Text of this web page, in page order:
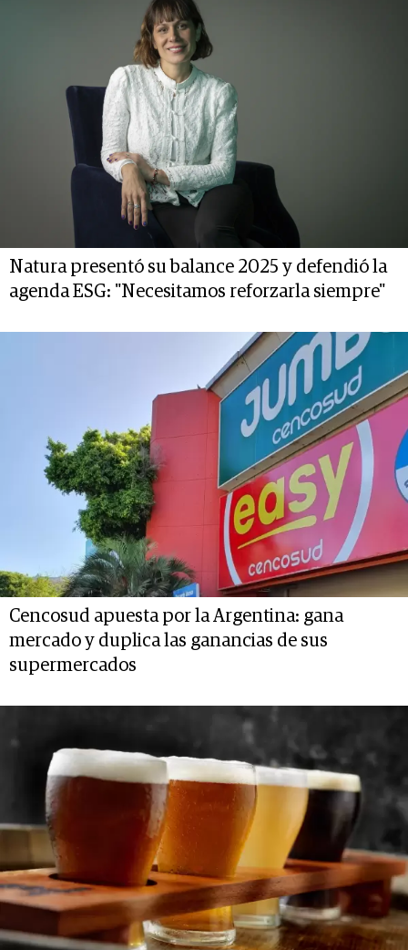
Natura presentó su balance 2025 y defendió la
agenda ESG: "Necesitamos reforzarla siempre"
Cencosud apuesta por la Argentina: gana
mercado y duplica las ganancias de sus
supermercados